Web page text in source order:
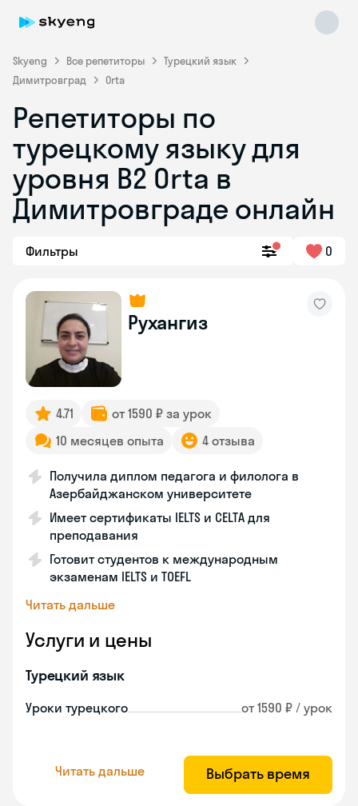
Skyeng Все репетиторы
Турецкий язык
Димитровград
Orta
Репетиторы по
турецкому языку для
уровня B2 Orta в
Димитровграде онлайн
Фильтры 0
Рухангиз
4.71
от 1590 ₽ за урок
10 месяцев опыта
4 отзыва
Получила диплом педагога и филолога в
Азербайджанском университете
Имеет сертификаты IELTS и CELTA для
преподавания
Готовит студентов к международным
экзаменам IELTS и TOEFL
Читать дальше
Услуги и цены
Турецкий язык
Уроки турецкого от 1590 ₽ / урок
Читать дальше Выбрать время
Skyeng Chat
online